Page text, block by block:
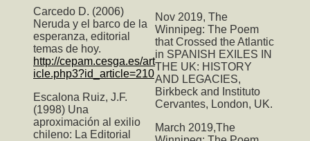
Carcedo D. (2006)
Neruda y el barco de la
esperanza, editorial
temas de hoy.
http://cepam.cesga.es/art
icle.php3?id_article=210
Escalona Ruiz, J.F.
(1998) Una
aproximación al exilio
chileno: La Editorial
Nov 2019, The
Winnipeg: The Poem
that Crossed the Atlantic
in SPANISH EXILES IN
THE UK: HISTORY
AND LEGACIES,
Birkbeck and Instituto
Cervantes, London, UK.
March 2019,The